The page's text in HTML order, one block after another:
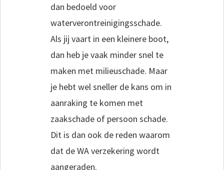
dan bedoeld voor
waterverontreinigingsschade.
Als jij vaart in een kleinere boot,
dan heb je vaak minder snel te
maken met milieuschade. Maar
je hebt wel sneller de kans om in
aanraking te komen met
zaakschade of persoon schade.
Dit is dan ook de reden waarom
dat de WA verzekering wordt
aangeraden.